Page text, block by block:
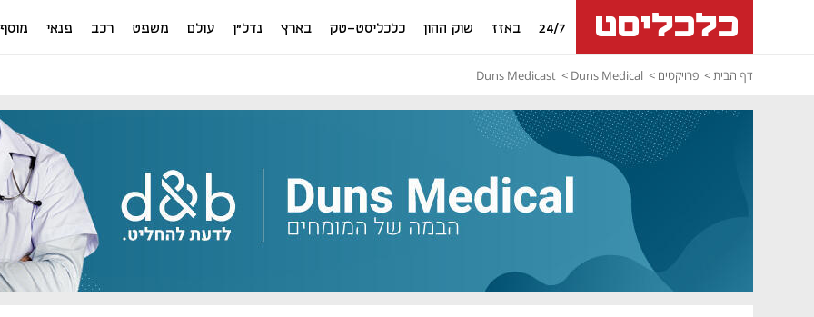
24/7 באזז שוק ההון כלכליסט-טק בארץ נדל"ן עולם משפט רכב פנאי מוסף
דף הבית פרויקטים Duns Medical
Duns Medicast